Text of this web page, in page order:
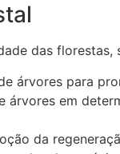
das
árvores para
em
da